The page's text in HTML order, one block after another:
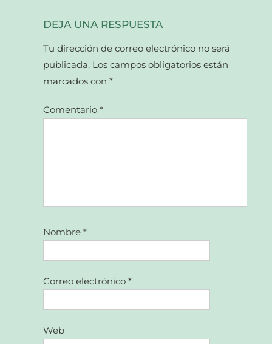
DEJA UNA RESPUESTA
Tu dirección de correo electrónico no será
publicada. Los campos obligatorios están
marcados con*
Comentario*
Nombre*
Correo electrónico*
Web